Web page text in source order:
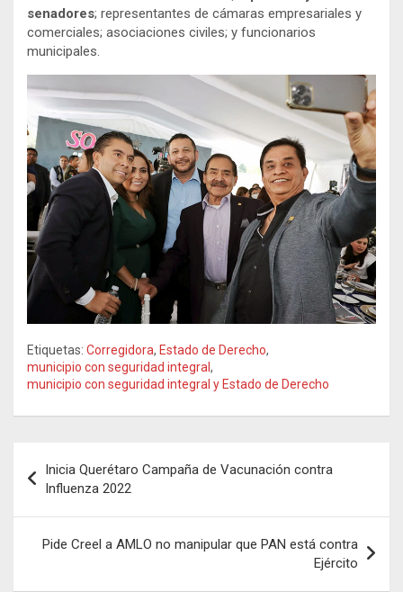
senadores; representantes de cámaras empresariales y
comerciales; asociaciones civiles; y funcionarios
municipales.
Etiquetas: Corregidora, Estado de Derecho,
municipio con seguridad integral ,
municipio con seguridad integral y Estado de Derecho
de
entradas
Inicia Querétaro Campaña de Vacunación contra
Influenza 2022
Pide Creel a AMLO no manipular que PAN está contra
Ejército